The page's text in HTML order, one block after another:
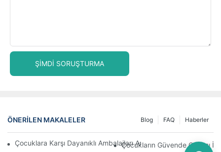
ŞIMDI SORUŞTURMA
ÖNERILEN MAKALELER Haberler
FAQ
Blog
Çocuklara Karşı Dayanıklı Ambalajları Anlamak: Çocuklar İçin
Çocukların Güvende Olması